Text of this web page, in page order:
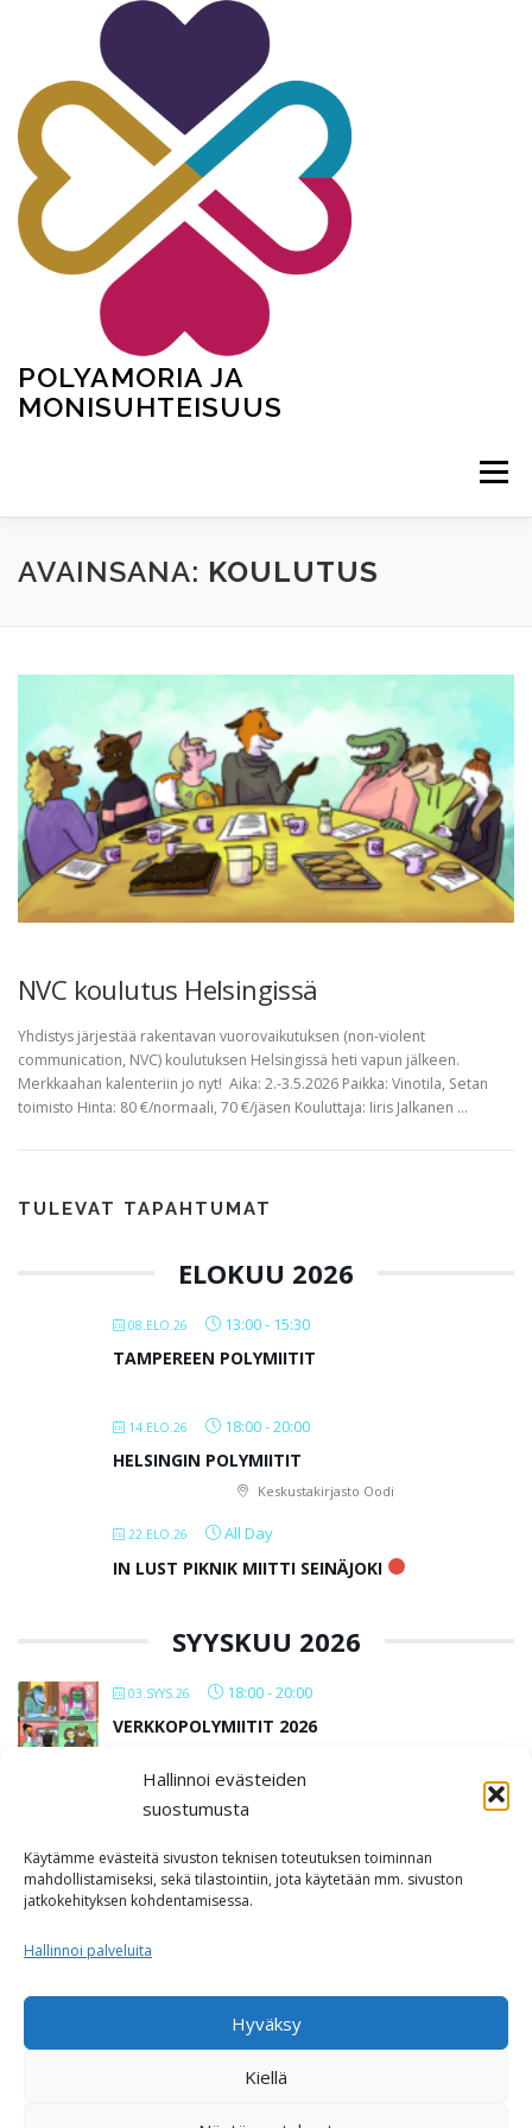
Hallinnoi evästeiden
suostumusta
Käytämme evästeitä sivuston teknisen toteutuksen toiminnan
mahdollistamiseksi, sekä tilastointiin, jota käytetään mm. sivuston
jatkokehityksen kohdentamisessa.
Hallinnoi palveluita
Hyväksy
Kiellä
POLYAMORIA JA
MONISUHTEISUUS
Valikko
TERVETULOA TIETOA APUA VERTAISTOIMINTA
AVAINSANA: KOULUTUS
NVC koulutus Helsingissä
Yhdistys järjestää rakentavan vuorovaikutuksen (non-violent
communication, NVC) koulutuksen Helsingissä heti vapun jälkeen.
Merkkaahan kalenteriin jo nyt! Aika: 2.-3.5.2026 Paikka: Vinotila, Setan
toimisto Hinta: 80 €/normaali, 70 €/jäsen Kouluttaja: Iiris Jalkanen …
TULEVAT TAPAHTUMAT
ELOKUU 2026
08.ELO.26 13:00- 15:30
TAMPEREEN POLYMIITIT
14.ELO.26 18:00-20:00
HELSINGIN POLYMIITIT
Keskustakirjasto Oodi
22.ELO.26 All Day
IN LUST PIKNIK MIITTI SEINÄJOKI
SYYSKUU 2026
03.SYYS.26 18:00-20:00
VERKKOPOLYMIITIT 2026
Kabackan kellari